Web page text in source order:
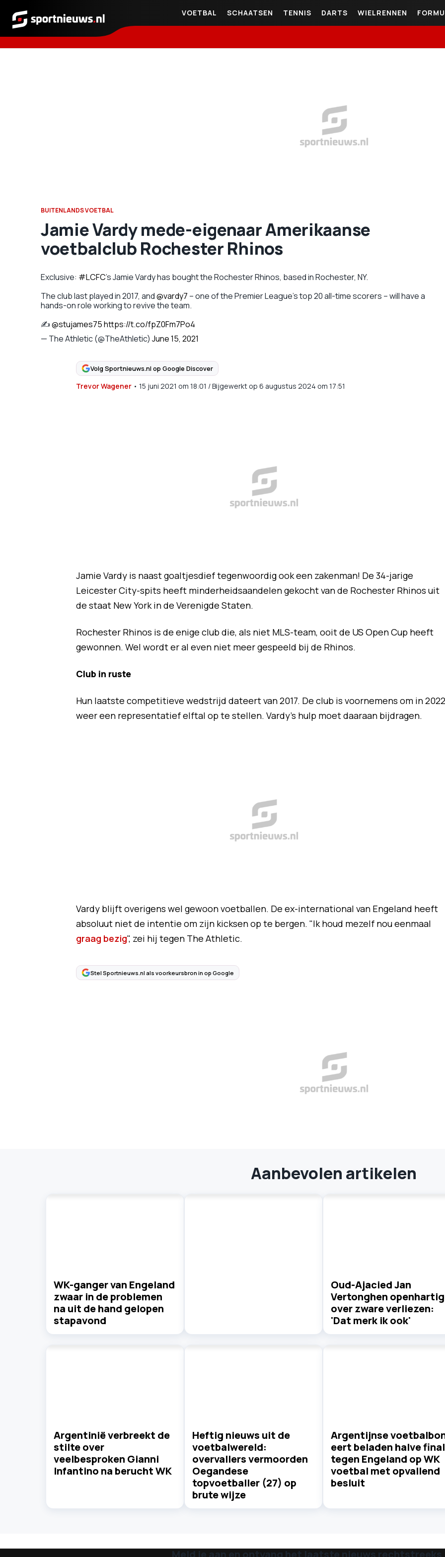
Sportnieuws.nl
VOETBAL SCHAATSEN TENNIS DARTS WIELRENNEN
BUITENLANDS VOETBAL
Jamie Vardy mede-eigenaar Amerikaanse
voetbalclub Rochester Rhinos
Exclusive: #LCFC's Jamie Vardy has bought the Rochester Rhinos, based in Rochester, NY.
The club last played in 2017, and@vardy7 – one of the Premier League’s top 20 all-time scorers – will have a
hands-on role working to revive the team.
✍️@stujames75https://t.co/fpZ0Fm7Po4
— The Athletic (@TheAthletic) June 15, 2021
Volg Sportnieuws.nl op Google Discover
Trevor Wagener• 15 juni 2021 om 18:01 /Bijgewerkt op 6 augustus 2024 om 17:51
Jamie Vardy is naast goaltjesdief tegenwoordig ook een zakenman! De 34-jarige
Leicester City-spits heeft minderheidsaandelen gekocht van de Rochester Rhinos uit
de staat New York in de Verenigde Staten.
Rochester Rhinos is de enige club die, als niet MLS-team, ooit de US Open Cup heeft
gewonnen. Wel wordt er al even niet meer gespeeld bij de Rhinos.
Club in ruste
Hun laatste competitieve wedstrijd dateert van 2017. De club is voornemens om in 2022
weer een representatief elftal op te stellen. Vardy's hulp moet daaraan bijdragen.
Vardy blijft overigens wel gewoon voetballen. De ex-international van Engeland heeft
absoluut niet de intentie om zijn kicksen op te bergen. "Ik houd mezelf nou eenmaal
graag bezig", zei hij tegen The Athletic.
Stel Sportnieuws.nl als voorkeursbron in op Google
Aanbevolen artikelen
WK-ganger van Engeland
zwaar in de problemen
na uit de hand gelopen
stapavond
Oud-Ajacied Jan
Vertonghen openhartig
over zware verliezen:
'Dat merk ik ook'
Argentinië verbreekt de
stilte over
veelbesproken Gianni
Infantino na berucht WK
Heftig nieuws uit de
voetbalwereld:
overvallers vermoorden
Oegandese
topvoetballer (27) op
brute wijze
Argentijnse
eert beladen halve
tegen Engeland op WK
voetbal met opvallend
besluit